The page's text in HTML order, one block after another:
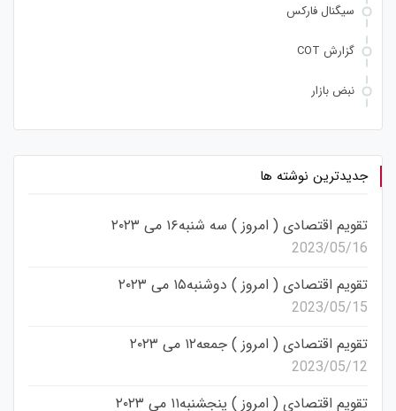
سیگنال فارکس
گزارش COT
نبض بازار
جدیدترین نوشته ها
تقویم اقتصادی ( امروز ) سه شنبه۱۶ می ۲۰۲۳
2023/05/16
تقویم اقتصادی ( امروز ) دوشنبه۱۵ می ۲۰۲۳
2023/05/15
تقویم اقتصادی ( امروز ) جمعه۱۲ می ۲۰۲۳
2023/05/12
تقویم اقتصادی ( امروز ) پنجشنبه۱۱ می ۲۰۲۳